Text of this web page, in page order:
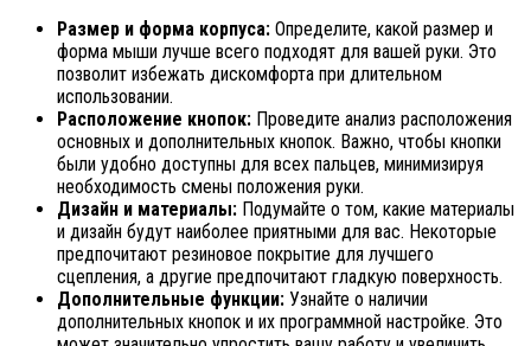
Размер и форма корпуса: Определите, какой размер и
форма мыши лучше всего подходят для вашей руки. Это
позволит избежать дискомфорта при длительном
использовании.
Расположение кнопок: Проведите анализ расположения
основных и дополнительных кнопок. Важно, чтобы кнопки
были удобно доступны для всех пальцев, минимизируя
необходимость смены положения руки.
Дизайн и материалы: Подумайте о том, какие материалы
и дизайн будут наиболее приятными для вас. Некоторые
предпочитают резиновое покрытие для лучшего
сцепления, а другие предпочитают гладкую поверхность.
Дополнительные функции: Узнайте о наличии
дополнительных кнопок и их программной настройке. Это